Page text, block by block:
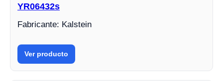
YR06432s
Fabricante: Kalstein
Ver producto